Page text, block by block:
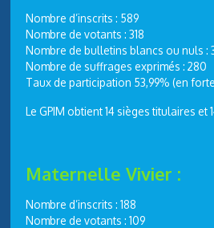
Nombre d’inscrits : 589
Nombre de votants : 318
Nombre de bulletins blancs ou nuls :
Nombre de suffrages exprimés : 280
Taux de participation 53,99% (en
Le GPIM obtient 14 sièges titulaires et
Maternelle Vivier :
Nombre d’inscrits : 188
Nombre de votants : 109